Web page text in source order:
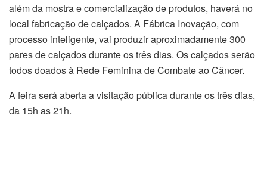
além da mostra e comercialização de produtos, haverá no
local fabricação de calçados. A Fábrica Inovação, com
processo inteligente, vai produzir aproximadamente 300
pares de calçados durante os três dias. Os calçados serão
todos doados à Rede Feminina de Combate ao Câncer.
A feira será aberta a visitação pública durante os três dias,
da 15h as 21h.